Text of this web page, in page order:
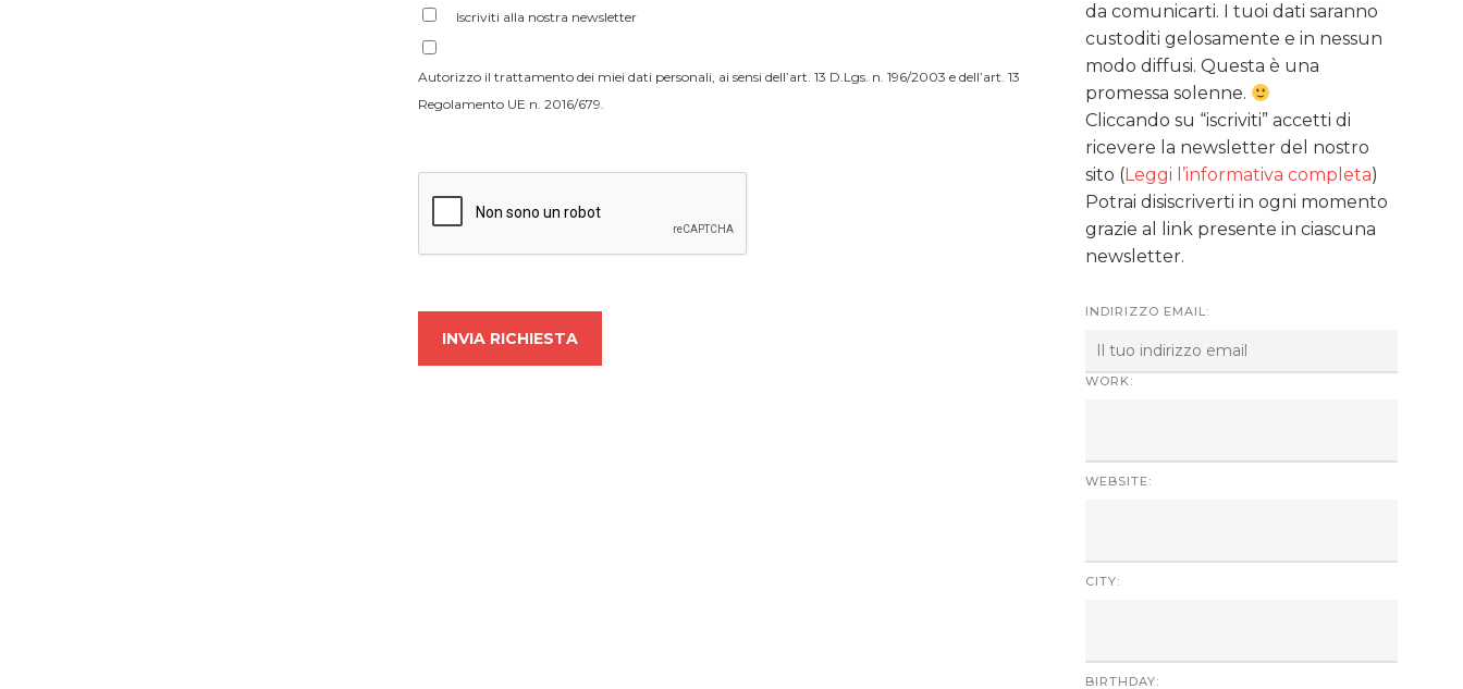
Iscriviti alla nostra newsletter
Autorizzo il trattamento dei miei dati personali, ai sensi dell’art. 13 D.Lgs. n. 196/2003 e dell’art. 13
Regolamento UE n. 2016/679.
da comunicarti. I tuoi dati saranno
custoditi gelosamente e in nessun
modo diffusi. Questa è una
promessa solenne.
Cliccando su “iscriviti” accetti di
ricevere la newsletter del nostro
sito (Leggi l’informativa completa)
Potrai disiscriverti in ogni momento
grazie al link presente in ciascuna
newsletter.
INDIRIZZO EMAIL:
WORK:
WEBSITE:
CITY:
BIRTHDAY: